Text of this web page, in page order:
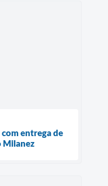
entrega de
Milanez